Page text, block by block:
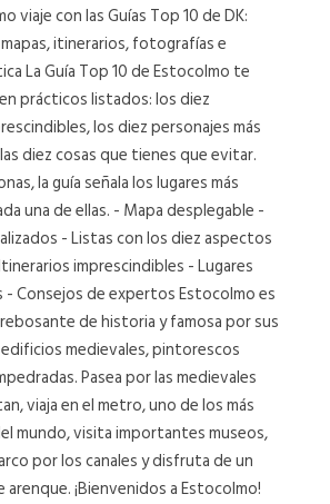
viaje con las Guías Top 10 de DK:
itinerarios, fotografías e
La Guía Top 10 de Estocolmo te
prácticos listados: los diez
los diez personajes más
diez cosas que tienes que evitar.
la guía señala los lugares más
una de ellas. - Mapa desplegable -
- Listas con los diez aspectos
imprescindibles - Lugares
Consejos de expertos Estocolmo es
de historia y famosa por sus
medievales, pintorescos
Pasea por las medievales
viaja en el metro, uno de los más
mundo, visita importantes museos,
por los canales y disfruta de un
¡Bienvenidos a Estocolmo!